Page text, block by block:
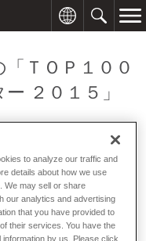
ＴＯＰ１００
２０１５」
２０１５年の「ＴＯＰ１
選定され、１２月１７日
to analyze our traffic and
details about how we use
We may sell or share
our analytics and advertising
that you have provided to
their services. You have the
by us. Please click